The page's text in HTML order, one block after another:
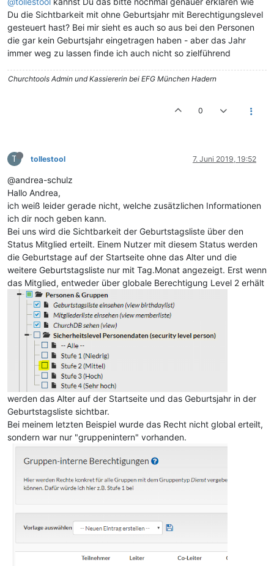
Du die Sichtbarkeit mit ohne Geburtsjahr mit Berechtigungslevel
gesteuert hast? Bei mir sieht es auch so aus bei den Personen
die gar kein Geburtsjahr eingetragen haben - aber das Jahr
immer weg zu lassen finde ich auch nicht so zielführend
Churchtools Admin und Kassiererin bei EFG München Hadern
0
T tollestool 7. Juni 2019, 19:52
@andrea-schulz
Hallo Andrea,
ich weiß leider gerade nicht, welche zusätzlichen Informationen
ich dir noch geben kann.
Bei uns wird die Sichtbarkeit der Geburtstagsliste über den
Status Mitglied erteilt. Einem Nutzer mit diesem Status werden
die Geburtstage auf der Startseite ohne das Alter und die
weitere Geburtstagsliste nur mit Tag.Monat angezeigt. Erst wenn
das Mitglied, entweder über globale Berechtigung Level 2 erhält
werden das Alter auf der Startseite und das Geburtsjahr in der
Geburtstagsliste sichtbar.
Bei meinem letzten Beispiel wurde das Recht nicht global erteilt,
sondern war nur "gruppenintern" vorhanden.